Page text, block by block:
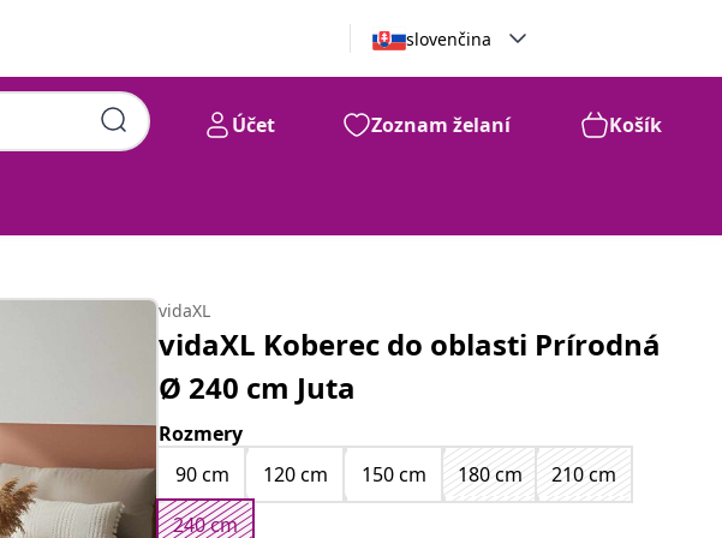
slovenčina
Účet Zoznam želaní Košík
99
vidaXL
vidaXL Koberec do oblasti Prírodná
Ø 240 cm Juta
Rozmery
90 cm
120 cm 150 cm 180 cm
210 cm
240 cm